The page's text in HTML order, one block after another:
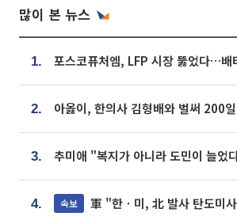
많이 본 뉴스
1.
2.
3.
4. 속보 軍 "한ㆍ미, 北 발사 탄도미사일 제